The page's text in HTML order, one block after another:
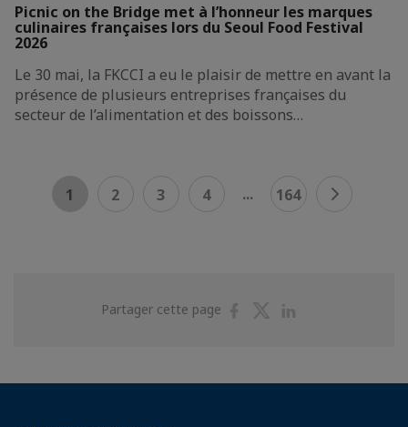
Picnic on the Bridge met à l’honneur les marques
culinaires françaises lors du Seoul Food Festival
2026
Le 30 mai, la FKCCI a eu le plaisir de mettre en avant la
présence de plusieurs entreprises françaises du
secteur de l’alimentation et des boissons…
1 2 3 4 ... 164
Partager cette page
PartagerPartager